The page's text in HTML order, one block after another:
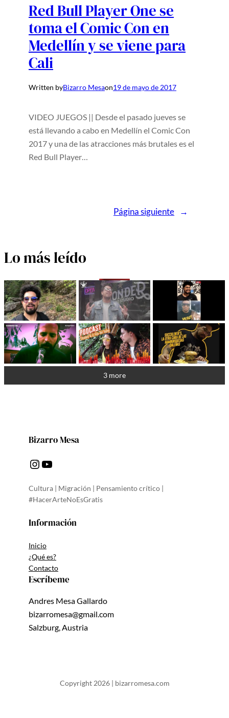
Red Bull Player One se
toma el Comic Con en
Medellín y se viene para
Cali
Written byBizarro Mesaon19 de mayo de 2017
VIDEO JUEGOS || Desde el pasado jueves se
está llevando a cabo en Medellín el Comic Con
2017 y una de las atracciones más brutales es el
Red Bull Player…
Página siguiente →
Lo más leído
3 more
Bizarro Mesa
Instagram YouTube
Cultura | Migración | Pensamiento crítico |
#HacerArteNoEsGratis
Información
Inicio
¿Qué es?
Contacto
Escríbeme
Andres Mesa Gallardo
bizarromesa@gmail.com
Salzburg, Austria
Copyright 2026 | bizarromesa.com